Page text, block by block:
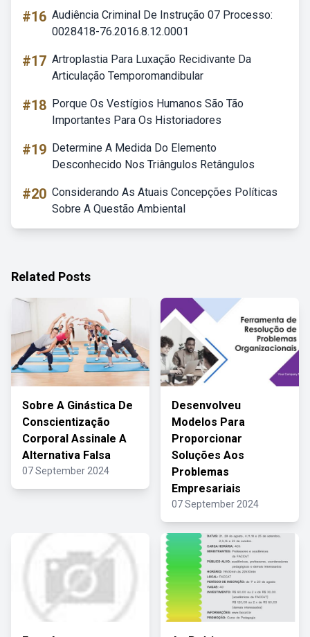
#16 Audiência Criminal De Instrução 07 Processo:
0028418-76.2016.8.12.0001
#17 Artroplastia Para Luxação Recidivante Da
Articulação Temporomandibular
#18 Porque Os Vestígios Humanos São Tão
Importantes Para Os Historiadores
#19 Determine A Medida Do Elemento
Desconhecido Nos Triângulos Retângulos
#20 Considerando As Atuais Concepções Políticas
Sobre A Questão Ambiental
Related Posts
Sobre A Ginástica De
Conscientização
Corporal Assinale A
Alternativa Falsa
07 September 2024
Desenvolveu
Modelos Para
Proporcionar
Soluções Aos
Problemas
Empresariais
07 September 2024